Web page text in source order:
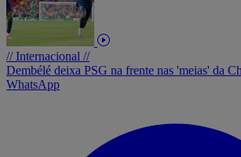
// Internacional //
Dembélé deixa PSG na frente nas 'meias' da
WhatsApp